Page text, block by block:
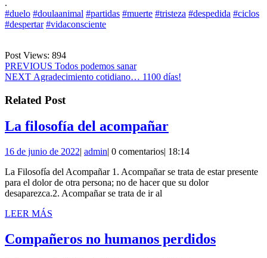
.
#duelo #doulaanimal #partidas #muerte #tristeza #despedida #ciclos
#despertar #vidaconsciente
Post Views: 894
Navegación
de
entradas
PREVIOUS Entrada
anterior:
Todos podemos sanar
NEXT Siguiente
Agradecimiento cotidiano… 1100 días!
Related Post
La filosofía del acompañarLa
del
acompañar
16 de junio de 202216
junio
de
2022
| adminadmin
| 0 comentarios| 18:14
La Filosofía del Acompañar 1. Acompañar se trata de estar presente
para el dolor de otra persona; no de hacer que su dolor
desaparezca.2. Acompañar se trata de ir al
LEER MÁS
Compañeros no humanos perdidos